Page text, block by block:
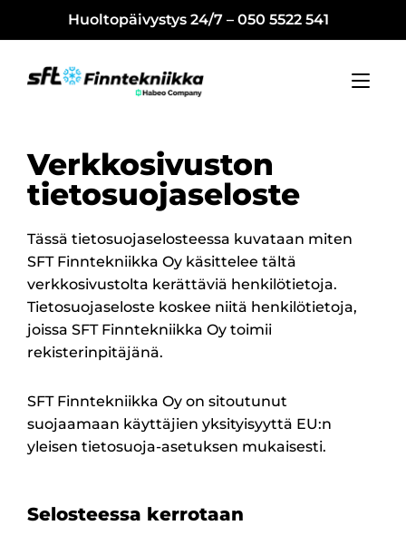
Huoltopäivystys 24/7 – 050 5522 541
Verkkosivuston
tietosuojaseloste
Tässä tietosuojaselosteessa kuvataan miten
SFT Finntekniikka Oy käsittelee tältä
verkkosivustolta kerättäviä henkilötietoja.
Tietosuojaseloste koskee niitä henkilötietoja,
joissa SFT Finntekniikka Oy toimii
rekisterinpitäjänä.
SFT Finntekniikka Oy on sitoutunut
suojaamaan käyttäjien yksityisyyttä EU:n
yleisen tietosuoja-asetuksen mukaisesti.
Selosteessa kerrotaan